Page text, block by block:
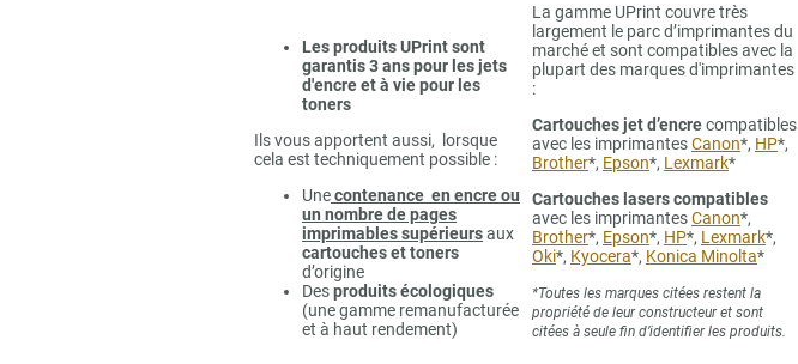
Les produits UPrint sont
garantis 3 ans pour les jets
d'encre et à vie pour les
toners
Ils vous apportent aussi, lorsque
cela est techniquement possible :
Unecontenance en encre ou
un nombre de pages
imprimables supérieursaux
cartouches et toners
d’origine
Desproduits écologiques
(une gamme remanufacturée
et à haut rendement)
La gamme UPrint couvre très
largement le parc d’imprimantes du
marché et sont compatibles avec la
plupart des marques d'imprimantes
:
Cartouches jet d’encrecompatibles
avec les imprimantesCanon*, HP*,
Brother*, Epson*, Lexmark*
Cartouches lasers compatibles
avec les imprimantesCanon*,
Brother*, Epson*, HP*, Lexmark*,
Oki*, Kyocera*, Konica Minolta*
*Toutes les marques citées restent la
propriété de leur constructeur et sont
citées à seule fin d’identifier les produits.